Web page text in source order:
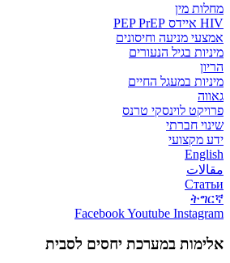
מחלות מין
HIV איידס PEP PrEP
אמצעי מניעה וחיסונים
מיניות בגיל הנעורים
הריון
מיניות במעגל החיים
גאווה
פרויקט לוינסקי טרנס
שינוי חברתי
ידע מקצועי
English
مقالات
Статьи
ትግርኛ
FacebookYoutube Instagram
אלימות במערכת יחסים לסבית